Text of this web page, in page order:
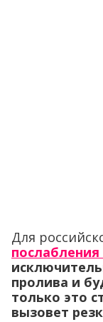
Для
пролива и
только это
вызовет